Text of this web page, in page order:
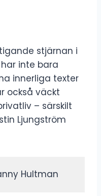
stjärnan i
inte bara
innerliga texter
också väckt
– särskilt
Ljungström
Hultman